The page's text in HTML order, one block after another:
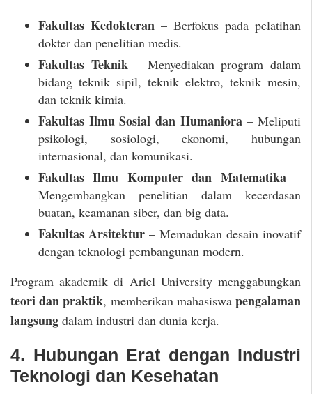
Fakultas Kedokteran – Berfokus pada pelatihan
dokter dan penelitian medis.
Fakultas Teknik– Menyediakan program dalam
bidang teknik sipil, teknik elektro, teknik mesin,
dan teknik kimia.
Fakultas Ilmu Sosial dan Humaniora– Meliputi
psikologi, sosiologi, ekonomi, hubungan
internasional, dan komunikasi.
Fakultas Ilmu Komputer dan Matematika–
Mengembangkan penelitian dalam kecerdasan
buatan, keamanan siber, dan big data.
Fakultas Arsitektur – Memadukan desain inovatif
dengan teknologi pembangunan modern.
Program akademik di Ariel University menggabungkan
teori dan praktik, memberikan mahasiswapengalaman
langsung dalam industri dan dunia kerja.
4. Hubungan Erat dengan Industri
Teknologi dan Kesehatan